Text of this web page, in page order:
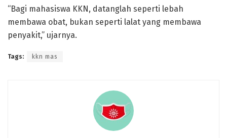
“Bagi mahasiswa KKN, datanglah seperti lebah
membawa obat, bukan seperti lalat yang membawa
penyakit,” ujarnya.
Tags: kkn mas